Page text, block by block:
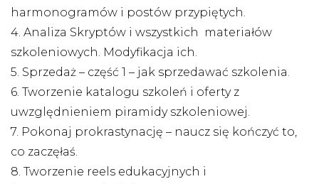
harmonogramów i postów przypiętych.
4. Analiza Skryptów i wszystkich materiałów
szkoleniowych. Modyfikacja ich.
5. Sprzedaż – część 1 – jak sprzedawać szkolenia.
6. Tworzenie katalogu szkoleń i oferty z
uwzględnieniem piramidy szkoleniowej.
7. Pokonaj prokrastynację – naucz się kończyć to,
co zaczęłaś.
8. Tworzenie reels edukacyjnych i